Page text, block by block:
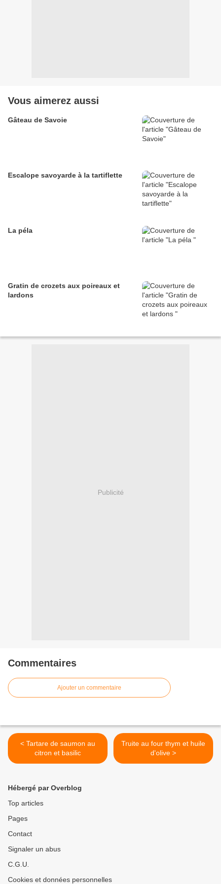
Vous aimerez aussi
Gâteau de Savoie
Escalope savoyarde à la tartiflette
La péla
Gratin de crozets aux poireaux et
lardons
Publicité
Commentaires
Ajouter un commentaire
< Tartare de saumon au
citron et basilic
Truite au four thym et huile
d'olive >
Hébergé par Overblog
Top articles
Pages
Contact
Signaler un abus
C.G.U.
Cookies et données personnelles